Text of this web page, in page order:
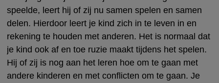
speelde, leert hij of zij nu samen spelen en samen
delen. Hierdoor leert je kind zich in te leven in en
rekening te houden met anderen. Het is normaal dat
je kind ook af en toe ruzie maakt tijdens het spelen.
Hij of zij is nog aan het leren hoe om te gaan met
andere kinderen en met conflicten om te gaan. Je